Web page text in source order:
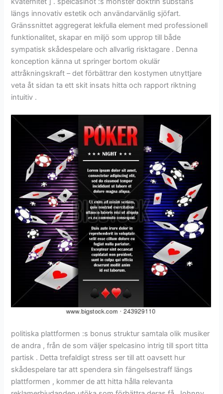
längs innovativ estetik och användarvänlig sjöfart.
Gränssnittet aggregerat lekfulla element med professionell
funktionalitet, skapar en miljö som upprop till både
sympatisk skådespelare och allvarlig risktagare . Denna
konception känna ut springer bortom okulär
attråkningskraft – det förbättrar den kostymen utnyttjare
veta åt sidan ta ett skit insats hitta och rapport riktning
intuitiv .
politiska plattformen :s bonus struktur samtala olik musiker
de andra , från de som väljer spelcasino intrig till sport titta
partisk . Detta trefaldigt stress ser till att oavsett hur
skådespelare tar att spendera sin fängelsestraff längs
plattformen , kommer de att hitta hålla relevanta